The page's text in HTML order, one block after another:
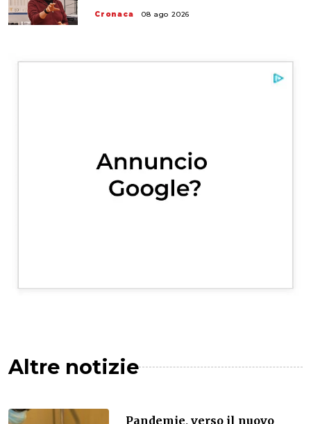
Cronaca 08 ago 2026
Altre notizie
Pandemie, verso il nuovo